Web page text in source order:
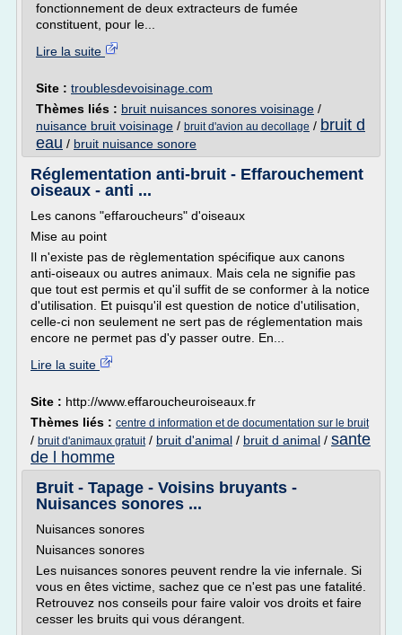
fonctionnement de deux extracteurs de fumée
constituent, pour le...
Lire la suite
Site : troublesdevoisinage.com
Thèmes liés : bruit nuisances sonores voisinage /
nuisance bruit voisinage / bruit d'avion au decollage / bruit d
eau / bruit nuisance sonore
Réglementation anti-bruit - Effarouchement
oiseaux - anti ...
Les canons "effaroucheurs" d'oiseaux
Mise au point
Il n'existe pas de règlementation spécifique aux canons
anti-oiseaux ou autres animaux. Mais cela ne signifie pas
que tout est permis et qu'il suffit de se conformer à la notice
d'utilisation. Et puisqu'il est question de notice d'utilisation,
celle-ci non seulement ne sert pas de réglementation mais
encore ne permet pas d'y passer outre. En...
Lire la suite
Site : http://www.effaroucheuroiseaux.fr
Thèmes liés : centre d information et de documentation sur le bruit
/ bruit d'animaux gratuit/ bruit d'animal / bruit d animal / sante
de l homme
Bruit - Tapage - Voisins bruyants -
Nuisances sonores ...
Nuisances sonores
Nuisances sonores
Les nuisances sonores peuvent rendre la vie infernale. Si
vous en êtes victime, sachez que ce n'est pas une fatalité.
Retrouvez nos conseils pour faire valoir vos droits et faire
cesser les bruits qui vous dérangent.